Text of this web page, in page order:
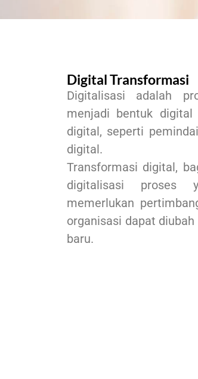
Digital Transformasi
Digitalisasi adalah
menjadi bentuk digital
digital, seperti
digital.
Transformasi digital,
digitalisasi proses
memerlukan
organisasi dapat
baru.